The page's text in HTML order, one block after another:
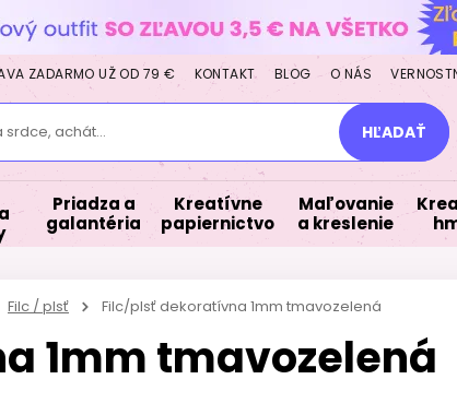
ZADARMO UŽ OD 79 € KONTAKT BLOG O NÁS
achát... HĽADAŤ
Priadza a
galantéria
Kreatívne
papiernictvo
Maľovanie
a kreslenie
Filc / plsť Filc/plsť dekoratívna 1mm tmavozelená
1mm tmavozelená